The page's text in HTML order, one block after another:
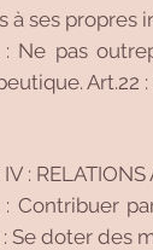
à ses propres
: Ne pas
Art.22
IV :
: Contribuer
: Se doter des